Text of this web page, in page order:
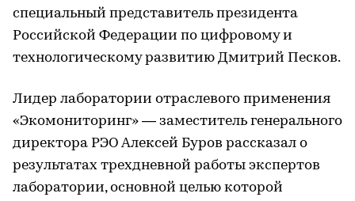
специальный представитель президента
Российской Федерации по цифровому и
технологическому развитию Дмитрий Песков.
Лидер лаборатории отраслевого применения
«Экомониторинг» — заместитель генерального
директора РЭО Алексей Буров рассказал о
результатах трехдневной работы экспертов
лаборатории, основной целью которой